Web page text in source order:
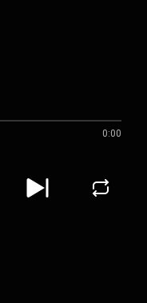
0:00